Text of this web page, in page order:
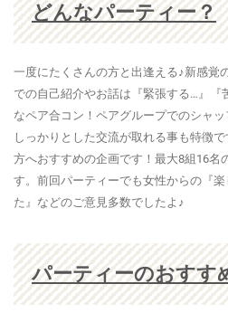
どんなパーティー？
一度にたくさんの方と出逢える♪新感覚
での自己紹介やお話は『緊張する…』『
なペア合コン！ペアグループでのシャ
しっかりとした交流が取れる事も特徴
方へおすすめの企画です！最大8組16名
す。前回パーティーでも女性からの『
た』などのご意見多数でしたよ♪
パーティーのおすす